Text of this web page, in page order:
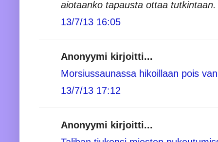
aiotaanko tapausta ottaa tutkintaan.
13/7/13 16:05
Anonyymi kirjoitti...
Morsiussaunassa hikoillaan pois
13/7/13 17:12
Anonyymi kirjoitti...